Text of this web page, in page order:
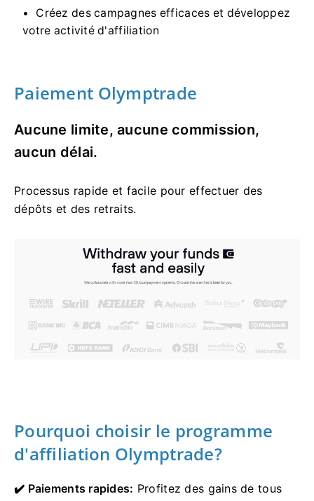
Créez des campagnes efficaces et développez
votre activité d'affiliation
Paiement Olymptrade
Aucune limite, aucune commission,
aucun délai.
Processus rapide et facile pour effectuer des
dépôts et des retraits.
Pourquoi choisir le programme
d'affiliation Olymptrade?
✔️ Paiements rapides: Profitez des gains de tous